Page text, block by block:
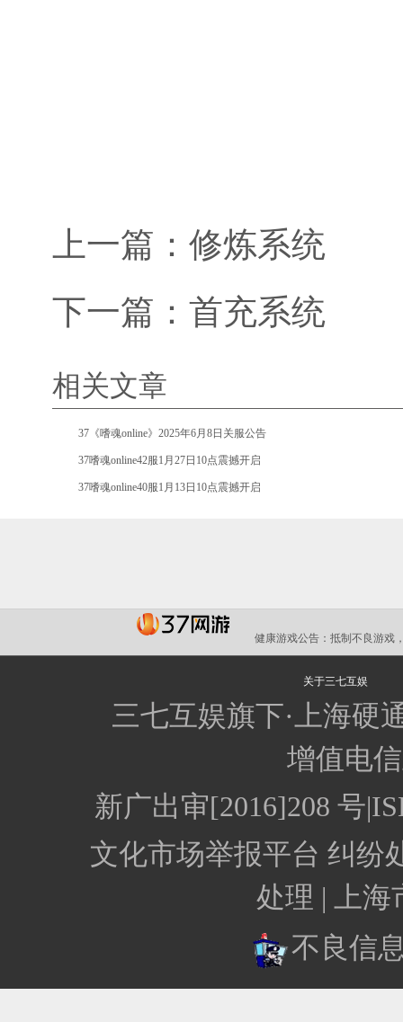
上一篇： 修炼系统
下一篇： 首充系统
相关文章
37《嗜魂online》2025年6月8日关服公告
37嗜魂online42服1月27日10点震撼开启
37嗜魂online40服1月13日10点震撼开启
健康游戏公告： 抵制不良游戏
关于三七互娱
三七互娱旗下·上海硬
增值电
新广出审[2016]208 号
文化市场举报平台 纠纷
处理 |
上
不良信